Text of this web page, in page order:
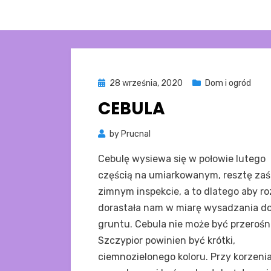
Posted
28 września, 2020 Dom i ogród
CEBULA
by Prucnal
Cebulę wysiewa się w połowie lutego
częścią na umiarkowanym, resztę
zimnym inspekcie, a to dlatego aby
dorastała nam w miarę wysadzania
gruntu. Cebula nie może być
Szczypior powinien być krótki,
ciemnozielonego koloru. Przy